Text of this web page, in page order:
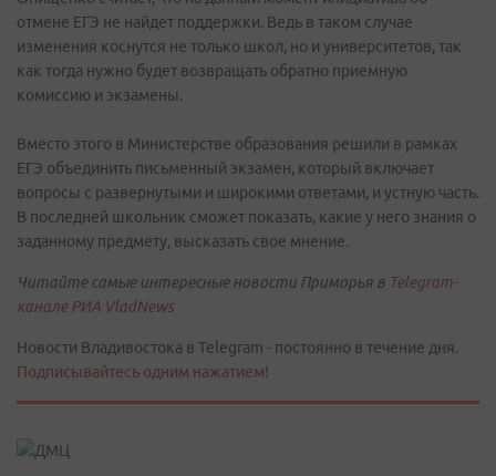
отмене ЕГЭ не найдет поддержки. Ведь в таком случае
изменения коснутся не только школ, но и университетов, так
как тогда нужно будет возвращать обратно приемную
комиссию и экзамены.
Вместо этого в Министерстве образования решили в рамках
ЕГЭ объединить письменный экзамен, который включает
вопросы с развернутыми и широкими ответами, и устную часть.
В последней школьник сможет показать, какие у него знания о
заданному предмету, высказать свое мнение.
Читайте самые интересные новости Приморья в Telegram-
канале РИА VladNews
Новости Владивостока в Telegram - постоянно в течение дня.
Подписывайтесь одним нажатием!